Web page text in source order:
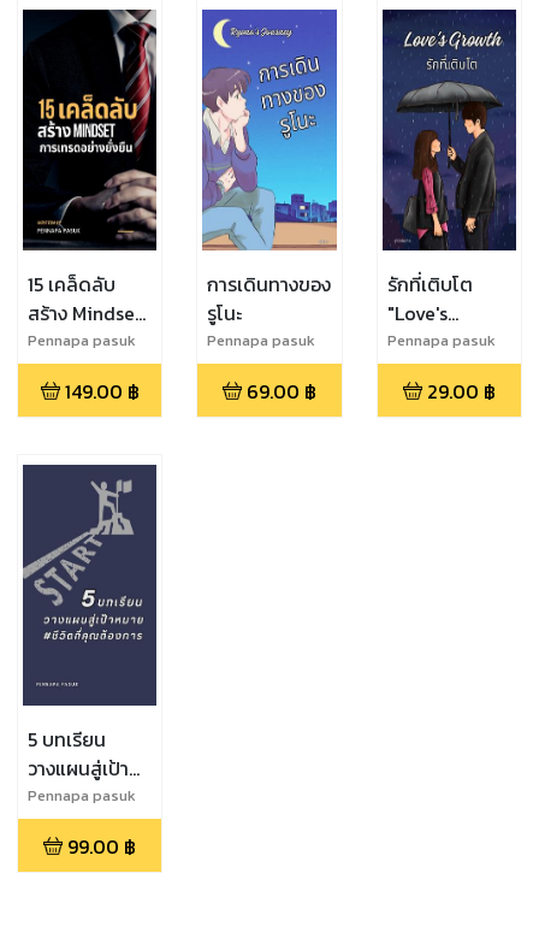
15 เคล็ดลับ
สร้าง Mindset
การเทรดอย่าง
ยั่งยืน
Pennapa pasuk
149.00 ฿
การเดินทางของ
รูโนะ
Pennapa pasuk
69.00 ฿
รักที่เติบโต
"Love's
Growth: The
Tale of Guin
and Mochi"
Pennapa pasuk
29.00 ฿
5 บทเรียน
วางแผนสู่เป้า
หมาย #ชีวิตที่
คุณต้องการ
Pennapa pasuk
99.00 ฿